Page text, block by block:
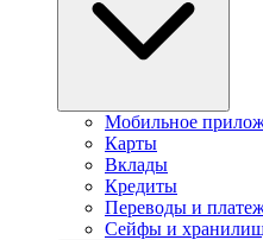
Мобильное
Карты
Вклады
Кредиты
Переводы и
Сейфы и